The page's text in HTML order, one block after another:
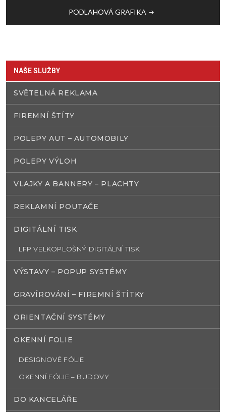
PODLAHOVÁ GRAFIKA
NAŠE SLUŽBY
SVĚTELNÁ REKLAMA
FIREMNÍ ŠTÍTY
POLEPY AUT – AUTOMOBILY
POLEPY VÝLOH
VLAJKY A BANNERY – PLACHTY
REKLAMNÍ POUTAČE
DIGITÁLNÍ TISK
LFP VELKOPLOŠNÝ DIGITÁLNÍ TISK
VÝSTAVY – POPUP SYSTÉMY
GRAVÍROVÁNÍ – FIREMNÍ ŠTÍTKY
ORIENTAČNÍ SYSTÉMY
OKENNÍ FOLIE
DESIGNOVÉ FÓLIE
OKENNÍ FÓLIE – BUDOVY
DO KANCELÁŘE